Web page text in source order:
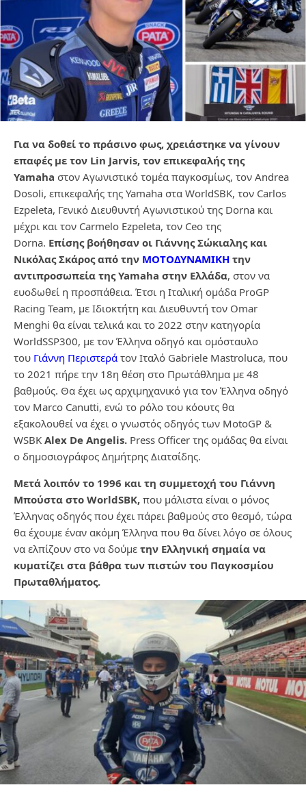
Για να δοθεί το πράσινο φως, χρειάστηκε να γίνουν
επαφές με τον Lin Jarvis, τον επικεφαλής της
Yamaha στον Αγωνιστικό τομέα παγκοσμίως, τον Andrea
Dosoli, επικεφαλής της Yamaha στα WorldSBK, τον Carlos
Ezpeleta, Γενικό Διευθυντή Αγωνιστικού της Dorna και
μέχρι και τον Carmelo Ezpeleta, τον Ceo της
Dorna. Επίσης βοήθησαν οι Γιάννης Σώκιαλης και
Νικόλας Σκάρος από την ΜΟΤΟΔΥΝΑΜΙΚΗ την
αντιπροσωπεία της Yamaha στην Ελλάδα, στον να
ευοδωθεί η προσπάθεια. Έτσι η Ιταλική ομάδα ProGP
Racing Team, με Ιδιοκτήτη και Διευθυντή τον Omar
Menghi θα είναι τελικά και το 2022 στην κατηγορία
WorldSSP300, με τον Έλληνα οδηγό και ομόσταυλο
του Γιάννη Περιστερά τον Ιταλό Gabriele Mastroluca, που
το 2021 πήρε την 18η θέση στο Πρωτάθλημα με 48
βαθμούς. Θα έχει ως αρχιμηχανικό για τον Έλληνα οδηγό
τον Marco Canutti, ενώ το ρόλο του κόουτς θα
εξακολουθεί να έχει ο γνωστός οδηγός των MotoGP &
WSBK Alex De Angelis. Press Officer της ομάδας θα είναι
ο δημοσιογράφος Δημήτρης Διατσίδης.
Μετά λοιπόν το 1996 και τη συμμετοχή του Γιάννη
Μπούστα στο WorldSΒΚ, που μάλιστα είναι ο μόνος
Έλληνας οδηγός που έχει πάρει βαθμούς στο θεσμό, τώρα
θα έχουμε έναν ακόμη Έλληνα που θα δίνει λόγο σε όλους
να ελπίζουν στο να δούμε την Ελληνική σημαία να
κυματίζει στα βάθρα των πιστών του Παγκοσμίου
Πρωταθλήματος.